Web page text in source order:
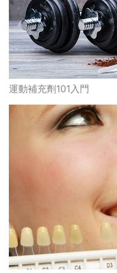
運動補充劑101入門